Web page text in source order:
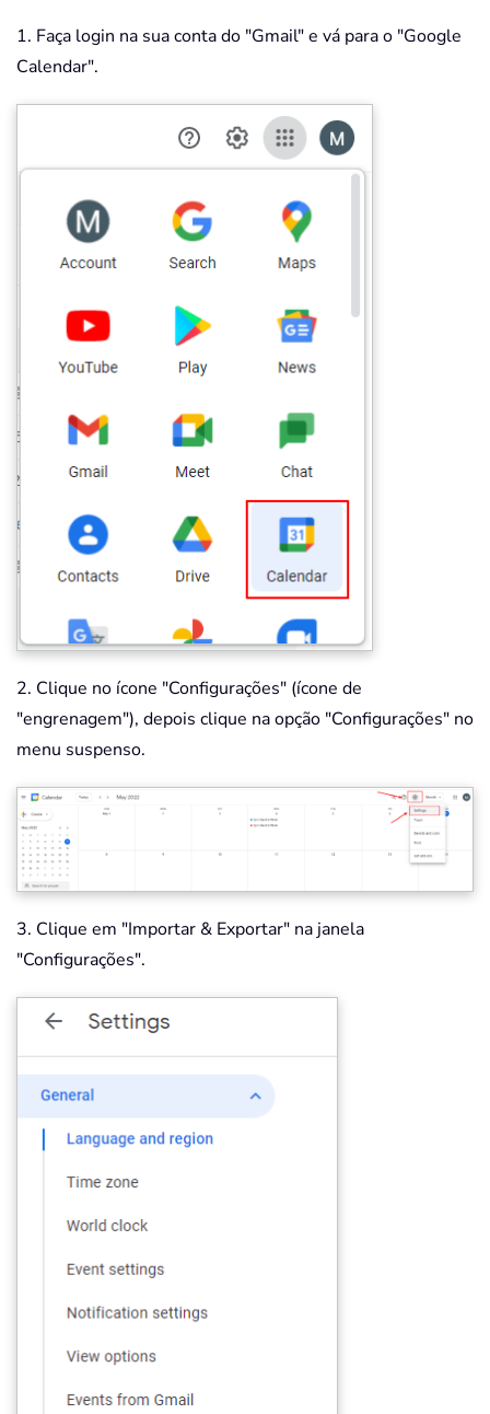
1. Faça login na sua conta do "Gmail" e vá para o "Google
Calendar".
2. Clique no ícone "Configurações" (ícone de
"engrenagem"), depois clique na opção "Configurações" no
menu suspenso.
3. Clique em "Importar & Exportar" na janela
"Configurações".